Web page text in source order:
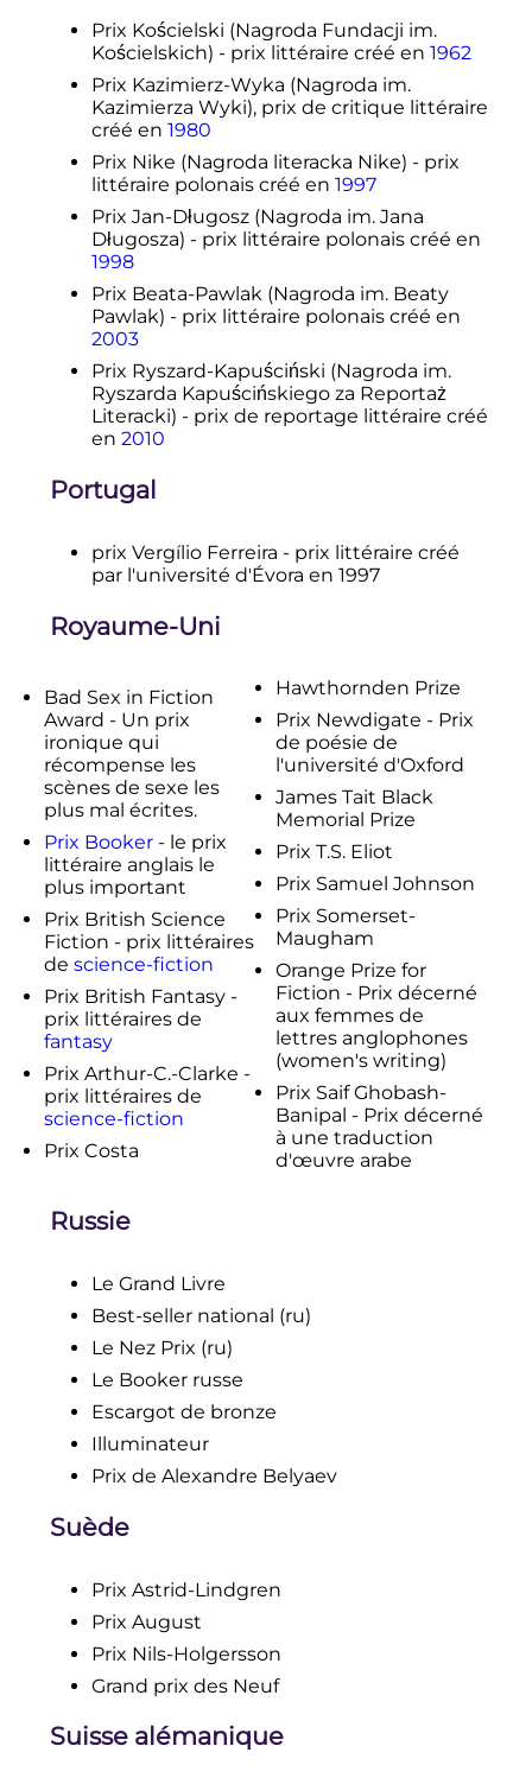
Prix Kościelski (Nagroda Fundacji im.
Kościelskich) - prix littéraire créé en 1962
Prix Kazimierz-Wyka (Nagroda im.
Kazimierza Wyki), prix de critique littéraire
créé en 1980
Prix Nike (Nagroda literacka Nike) - prix
littéraire polonais créé en 1997
Prix Jan-Długosz (Nagroda im. Jana
Długosza) - prix littéraire polonais créé en
1998
Prix Beata-Pawlak (Nagroda im. Beaty
Pawlak) - prix littéraire polonais créé en
2003
Prix Ryszard-Kapuściński (Nagroda im.
Ryszarda Kapuścińskiego za Reportaż
Literacki) - prix de reportage littéraire créé
en 2010
Portugal
prix Vergílio Ferreira - prix littéraire créé
par l'université d'Évora en 1997
Royaume-Uni
Bad Sex in Fiction
Award - Un prix
ironique qui
récompense les
scènes de sexe les
plus mal écrites.
Prix Booker- le prix
littéraire anglais le
plus important
Prix British Science
Fiction - prix littéraires
de science-fiction
Prix British Fantasy -
prix littéraires de
fantasy
Prix Arthur-C.-Clarke -
prix littéraires de
science-fiction
Prix Costa
Hawthornden Prize
Prix Newdigate - Prix
de poésie de
l'université d'Oxford
James Tait Black
Memorial Prize
Prix T.S. Eliot
Prix Samuel Johnson
Prix Somerset-
Maugham
Orange Prize for
Fiction - Prix décerné
aux femmes de
lettres anglophones
(women's writing)
Prix Saif Ghobash-
Banipal - Prix décerné
à une traduction
d'œuvre arabe
Russie
Le Grand Livre
Best-seller national (ru)
Le Nez Prix (ru)
Le Booker russe
Escargot de bronze
Illuminateur
Prix de Alexandre Belyaev
Suède
Prix Astrid-Lindgren
Prix August
Prix Nils-Holgersson
Grand prix des Neuf
Suisse alémanique